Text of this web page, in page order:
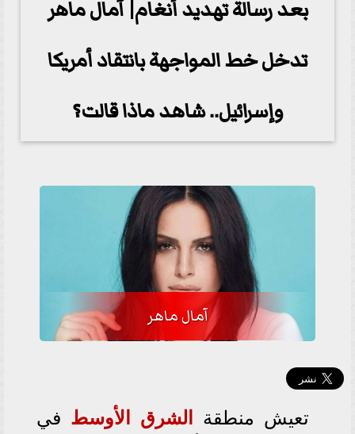
بعد رسالة تهديد أنغام| آمال ماهر
تدخل خط المواجهة بانتقاد أمريكا
وإسرائيل.. شاهد ماذا قالت؟
آمال ماهر
تعيش منطقة الشرق الأوسط في